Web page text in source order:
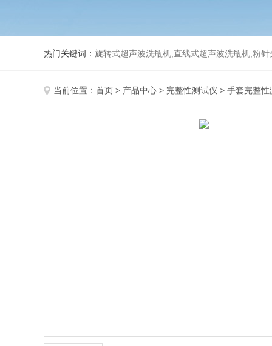
热门关键词： 旋转式超声波洗瓶机,直线式超声波洗瓶机,粉
当前位置： 首页 > 产品中心 > 完整性测试仪 > 手套完整性